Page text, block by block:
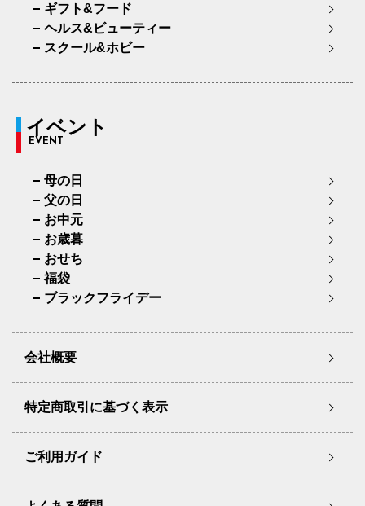
ギフト&フード
ヘルス&ビューティー
スクール&ホビー
イベント
EVENT
母の日
父の日
お中元
お歳暮
おせち
福袋
ブラックフライデー
会社概要
特定商取引に基づく表示
ご利用ガイド